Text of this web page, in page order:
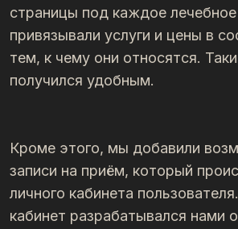
страницы под каждое
привязывали услуги и цены в
тем, к чему они относятся.
получился удобным.
Кроме этого, мы добавили
записи на приём, который
личного кабинета
кабинет разрабатывался нами